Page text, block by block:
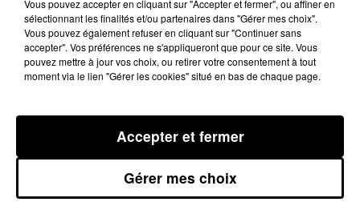
20 décembre 2024 - 1 min 14 sec
L'AGENDA DU SUD TARN DU 20/12/2024 À
10H38
L'AGENDA DU SUD TARN
Vous pouvez accepter en cliquant sur "Accepter et fermer", ou affiner en
sélectionnant les finalités et/ou partenaires dans "Gérer mes choix".
Vous pouvez également refuser en cliquant sur "Continuer sans
accepter". Vos préférences ne s'appliqueront que pour ce site. Vous
pouvez mettre à jour vos choix, ou retirer votre consentement à tout
moment via le lien "Gérer les cookies" situé en bas de chaque page.
Gérer mes choix
Accepter et fermer